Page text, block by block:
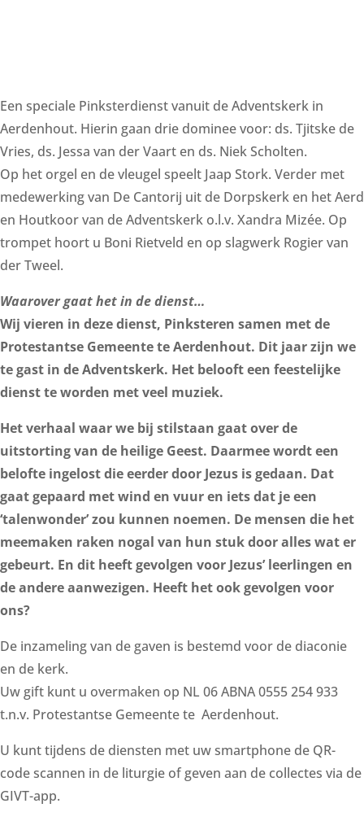
Een speciale Pinksterdienst vanuit de Adventskerk in
Aerdenhout. Hierin gaan drie dominee voor: ds. Tjitske de
Vries, ds. Jessa van der Vaart en ds. Niek Scholten.
Op het orgel en de vleugel speelt Jaap Stork. Verder met
medewerking van De Cantorij uit de Dorpskerk en het Aerd
en Houtkoor van de Adventskerk o.l.v. Xandra Mizée. Op
trompet hoort u Boni Rietveld en op slagwerk Rogier van
der Tweel.
Waarover gaat het in de dienst…
Wij vieren in deze dienst, Pinksteren samen met de
Protestantse Gemeente te Aerdenhout. Dit jaar zijn we
te gast in de Adventskerk. Het belooft een feestelijke
dienst te worden met veel muziek.
Het verhaal waar we bij stilstaan gaat over de
uitstorting van de heilige Geest. Daarmee wordt een
belofte ingelost die eerder door Jezus is gedaan. Dat
gaat gepaard met wind en vuur en iets dat je een
‘talenwonder’ zou kunnen noemen. De mensen die het
meemaken raken nogal van hun stuk door alles wat er
gebeurt. En dit heeft gevolgen voor Jezus’ leerlingen en
de andere aanwezigen. Heeft het ook gevolgen voor
ons?
De inzameling van de gaven is bestemd voor de diaconie
en de kerk.
Uw gift kunt u overmaken op NL 06 ABNA 0555 254 933
t.n.v. Protestantse Gemeente te Aerdenhout.
U kunt tijdens de diensten met uw smartphone de QR-
code scannen in de liturgie of geven aan de collectes via de
GIVT-app.